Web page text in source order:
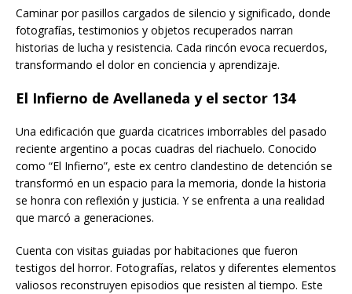
Caminar por pasillos cargados de silencio y significado, donde
fotografías, testimonios y objetos recuperados narran
historias de lucha y resistencia. Cada rincón evoca recuerdos,
transformando el dolor en conciencia y aprendizaje.
El Infierno de Avellaneda y el sector 134
Una edificación que guarda cicatrices imborrables del pasado
reciente argentino a pocas cuadras del riachuelo. Conocido
como “El Infierno”, este ex centro clandestino de detención se
transformó en un espacio para la memoria, donde la historia
se honra con reflexión y justicia. Y se enfrenta a una realidad
que marcó a generaciones.
Cuenta con visitas guiadas por habitaciones que fueron
testigos del horror. Fotografías, relatos y diferentes elementos
valiosos reconstruyen episodios que resisten al tiempo. Este